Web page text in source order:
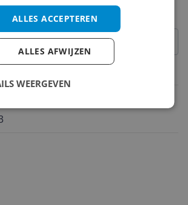
Vraag 1 van 4
ALLES ACCEPTEREN
ALLES AFWIJZEN
WEERGEVEN